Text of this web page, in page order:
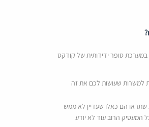
סופר ידידותית של קודקס
למשרות שעושות לכם את זה
הם כאלו שעדיין לא ממש
המעסיק הרוב עוד לא יודע